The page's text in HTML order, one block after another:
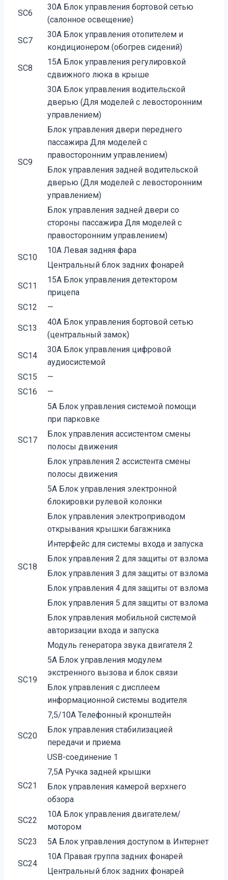
SC6
30А Блок управления бортовой сетью
(салонное освещение)
SC7
30А Блок управления отопителем и
кондиционером (обогрев сидений)
SC8
15А Блок управления регулировкой
сдвижного люка в крыше
SC9
30А Блок управления водительской
дверью (Для моделей с левосторонним
управлением)
Блок управления двери переднего
пассажира Для моделей с
правосторонним управлением)
Блок управления задней водительской
дверью (Для моделей с левосторонним
управлением)
Блок управления задней двери со
стороны пассажира Для моделей с
правосторонним управлением)
SC10
10А Левая задняя фара
Центральный блок задних фонарей
SC11
15А Блок управления детектором
прицепа
SC12
—
SC13
40А Блок управления бортовой сетью
(центральный замок)
SC14
30А Блок управления цифровой
аудиосистемой
SC15
—
SC16
—
SC17
5А Блок управления системой помощи
при парковке
Блок управления ассистентом смены
полосы движения
Блок управления 2 ассистента смены
полосы движения
SC18
5А Блок управления электронной
блокировки рулевой колонки
Блок управления электроприводом
открывания крышки багажника
Интерфейс для системы входа и запуска
Блок управления 2 для защиты от взлома
Блок управления 3 для защиты от взлома
Блок управления 4 для защиты от взлома
Блок управления 5 для защиты от взлома
Блок управления мобильной системой
авторизации входа и запуска
Модуль генератора звука двигателя 2
SC19
5А Блок управления модулем
экстренного вызова и блок связи
Блок управления с дисплеем
информационной системы водителя
SC20
7,5/10А Телефонный кронштейн
Блок управления стабилизацией
передачи и приема
USB-соединение 1
SC21
7,5А Ручка задней крышки
Блок управления камерой верхнего
обзора
SC22
10А Блок управления двигателем/
мотором
SC23
5А Блок управления доступом в Интернет
SC24
10А Правая группа задних фонарей
Центральный блок задних фонарей